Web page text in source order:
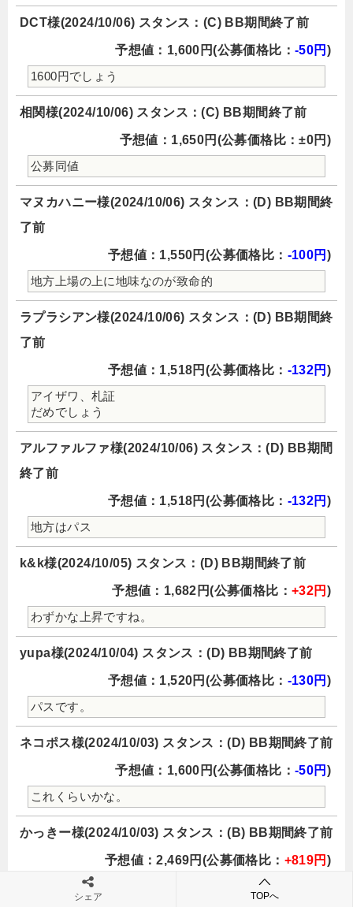
DCT様(2024/10/06) スタンス：(C) BB期間終了前
予想値：1,600円(公募価格比： -50円 )
1600円でしょう
相関様(2024/10/06) スタンス：(C) BB期間終了前
予想値：1,650円(公募価格比：±0円)
公募同値
マヌカハニー様(2024/10/06) スタンス：(D) BB期間終
了前
予想値：1,550円(公募価格比： -100円 )
地方上場の上に地味なのが致命的
ラプラシアン様(2024/10/06) スタンス：(D) BB期間終
了前
予想値：1,518円(公募価格比： -132円 )
アイザワ、札証
だめでしょう
アルファルファ様(2024/10/06) スタンス：(D) BB期間
終了前
予想値：1,518円(公募価格比： -132円 )
地方はパス
k&k様(2024/10/05) スタンス：(D) BB期間終了前
予想値：1,682円(公募価格比： +32円 )
わずかな上昇ですね。
yupa様(2024/10/04) スタンス：(D) BB期間終了前
予想値：1,520円(公募価格比： -130円 )
パスです。
ネコポス様(2024/10/03) スタンス：(D) BB期間終了前
予想値：1,600円(公募価格比： -50円 )
これくらいかな。
かっきー様(2024/10/03) スタンス：(B) BB期間終了前
予想値：2,469円(公募価格比： +819円 )
これは楽しみです。でも当たらないだろうな。
シェア TOPへ